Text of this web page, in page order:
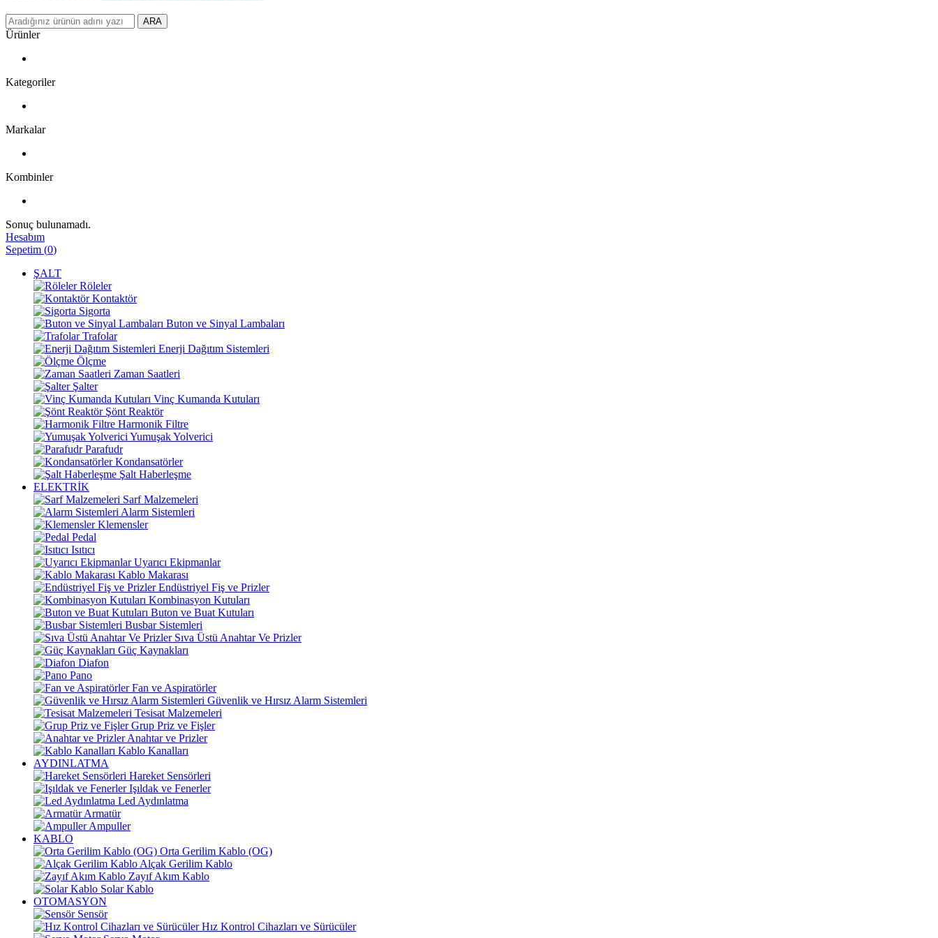
ARA
Ürünler
Kategoriler
Markalar
Kombinler
Sonuç bulunamadı.
Hesabım
Sepetim (0)
ŞALT
Röleler
Kontaktör
Sigorta
Buton ve Sinyal Lambaları
Trafolar
Enerji Dağıtım Sistemleri
Ölçme
Zaman Saatleri
Şalter
Vinç Kumanda Kutuları
Şönt Reaktör
Harmonik Filtre
Yumuşak Yolverici
Parafudr
Kondansatörler
Şalt Haberleşme
ELEKTRİK
Sarf Malzemeleri
Alarm Sistemleri
Klemensler
Pedal
Isıtıcı
Uyarıcı Ekipmanlar
Kablo Makarası
Endüstriyel Fiş ve Prizler
Kombinasyon Kutuları
Buton ve Buat Kutuları
Busbar Sistemleri
Sıva Üstü Anahtar Ve Prizler
Güç Kaynakları
Diafon
Pano
Fan ve Aspiratörler
Güvenlik ve Hırsız Alarm Sistemleri
Tesisat Malzemeleri
Grup Priz ve Fişler
Anahtar ve Prizler
Kablo Kanalları
AYDINLATMA
Hareket Sensörleri
Işıldak ve Fenerler
Led Aydınlatma
Armatür
Ampuller
KABLO
Orta Gerilim Kablo (OG)
Alçak Gerilim Kablo
Zayıf Akım Kablo
Solar Kablo
OTOMASYON
Sensör
Hız Kontrol Cihazları ve Sürücüler